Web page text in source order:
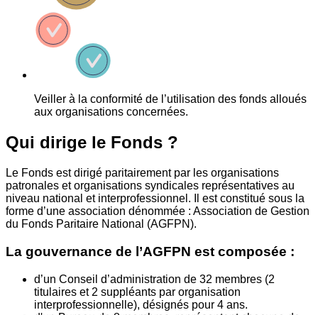
Veiller à la conformité de l’utilisation des fonds alloués
aux organisations concernées.
Qui dirige le Fonds ?
Le Fonds est dirigé paritairement par les organisations
patronales et organisations syndicales représentatives au
niveau national et interprofessionnel. Il est constitué sous la
forme d’une association dénommée : Association de Gestion
du Fonds Paritaire National (AGFPN).
La gouvernance de l’AGFPN est composée :
d’un Conseil d’administration de 32 membres (2
titulaires et 2 suppléants par organisation
interprofessionnelle), désignés pour 4 ans.